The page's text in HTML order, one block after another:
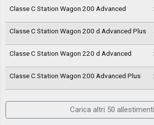
Classe C Station Wagon 200 Advanced
Classe C Station Wagon 200 d Advanced Plus
Classe C Station Wagon 220 d Advanced
Classe C Station Wagon 200 Advanced Plus
Carica altri 50 allestimenti